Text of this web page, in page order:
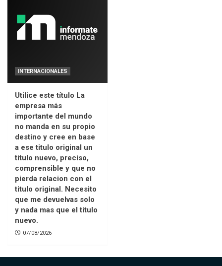
INTERNACIONALES
Utilice este título La
empresa más
importante del mundo
no manda en su propio
destino y cree en base
a ese titulo original un
titulo nuevo, preciso,
comprensible y que no
pierda relacion con el
titulo original. Necesito
que me devuelvas solo
y nada mas que el titulo
nuevo.
07/08/2026